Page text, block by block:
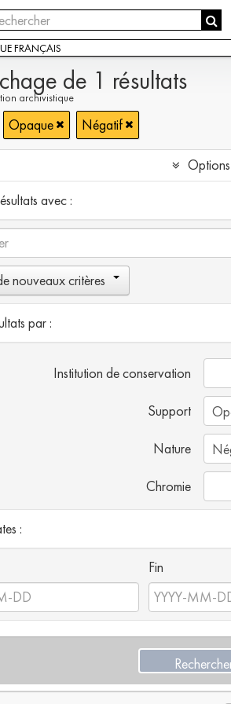
FRANÇAIS
de 1 résultats
archivistique
Opaque Négatif
avec :
nouveaux critères
par :
Institution de conservation
Support
Nature
Chromie
:
Fin